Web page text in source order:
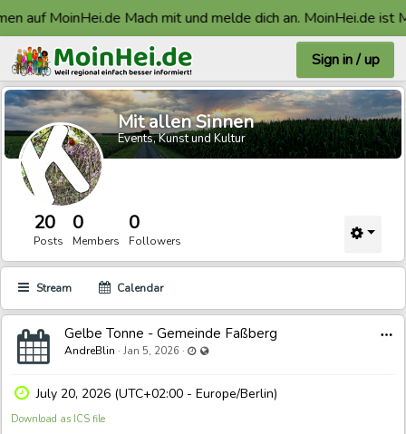
auf MoinHei.de Mach mit und melde dich an. MoinHei.de
Sign in / up
Mit allen Sinnen
Events, Kunst und Kultur
20
Posts
0
Members
0
Followers
Stream Calendar
Gelbe Tonne - Gemeinde Faßberg
AndreBlin ·Jan 5, 2026 · Last updated Jan 5, 2026 - 12:07 PM
July 20, 2026 (UTC+02:00 - Europe/Berlin)
Download as ICS file